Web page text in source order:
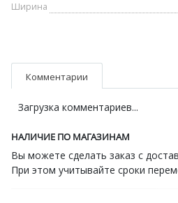
Ширина
Комментарии
Загрузка комментариев...
НАЛИЧИЕ ПО МАГАЗИНАМ
Вы можете сделать заказ с
При этом учитывайте сроки